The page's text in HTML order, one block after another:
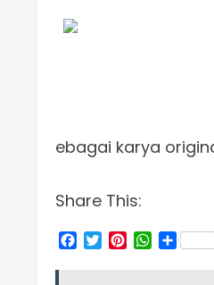
ebagai karya
Share This:
Facebook
TwitterPinterest